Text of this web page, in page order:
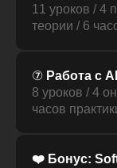
11 уроков / 4
теории / 6
⑦ Работа с
8 уроков / 4
часов
❤️ Бонус: